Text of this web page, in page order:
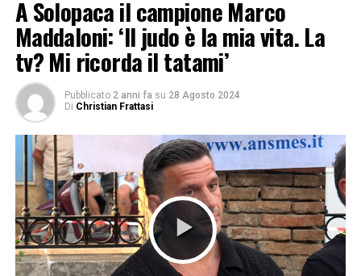
A Solopaca il campione Marco
Maddaloni: ‘Il judo è la mia vita. La
tv? Mi ricorda il tatami’
Pubblicato 2 anni fa su 28 Agosto 2024
Di Christian Frattasi